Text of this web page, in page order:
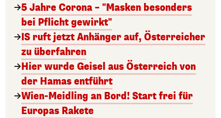
5 Jahre Corona – "Masken besonders
bei Pflicht gewirkt"
IS ruft jetzt Anhänger auf, Österreicher
zu überfahren
Hier wurde Geisel aus Österreich von
der Hamas entführt
Wien-Meidling an Bord! Start frei für
Europas Rakete